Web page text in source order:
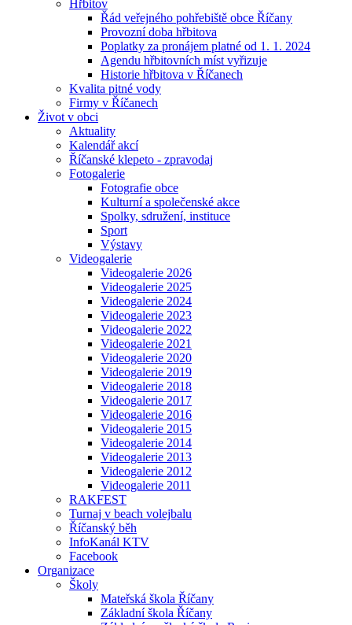
Hřbitov
Řád veřejného pohřebiště obce Říčany
Provozní doba hřbitova
Poplatky za pronájem platné od 1. 1. 2024
Agendu hřbitovních míst vyřizuje
Historie hřbitova v Říčanech
Kvalita pitné vody
Firmy v Říčanech
Život v obci
Aktuality
Kalendář akcí
Říčanské klepeto - zpravodaj
Fotogalerie
Fotografie obce
Kulturní a společenské akce
Spolky, sdružení, instituce
Sport
Výstavy
Videogalerie
Videogalerie 2026
Videogalerie 2025
Videogalerie 2024
Videogalerie 2023
Videogalerie 2022
Videogalerie 2021
Videogalerie 2020
Videogalerie 2019
Videogalerie 2018
Videogalerie 2017
Videogalerie 2016
Videogalerie 2015
Videogalerie 2014
Videogalerie 2013
Videogalerie 2012
Videogalerie 2011
RAKFEST
Turnaj v beach volejbalu
Říčanský běh
InfoKanál KTV
Facebook
Organizace
Školy
Mateřská škola Říčany
Základní škola Říčany